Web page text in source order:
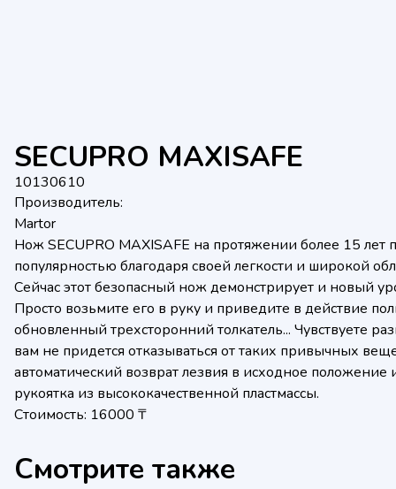
SECUPRO MAXISAFE
10130610
Производитель:
Martor
Нож SECUPRO MAXISAFE на протяжении более 15 лет
популярностью благодаря своей легкости и широкой
Сейчас этот безопасный нож демонстрирует и новый
Просто возьмите его в руку и приведите в действие
обновленный трехсторонний толкатель... Чувствуете
вам не придется отказываться от таких привычных
автоматический возврат лезвия в исходное положение
рукоятка из высококачественной пластмассы.
Стоимость: 16000 ₸
Смотрите также